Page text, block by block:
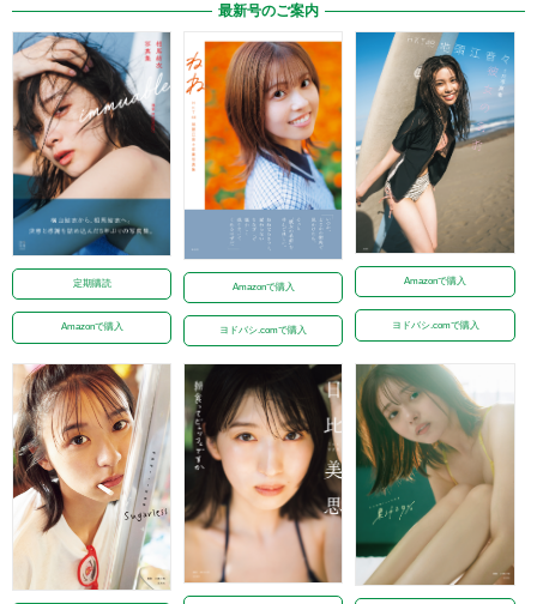
最新号のご案内
定期購読
Amazonで購入
Amazonで購入
ヨドバシ.comで購入
Amazonで購入
ヨドバシ.comで購入